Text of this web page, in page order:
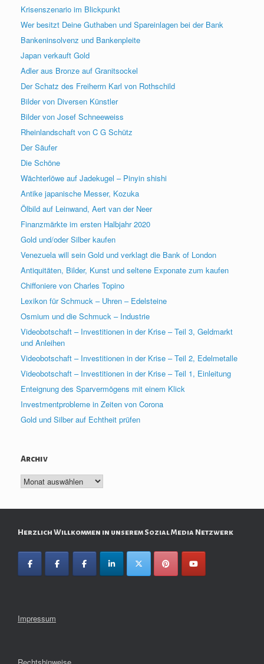
Krisenszenario im Blickpunkt
Wer besitzt Deine Guthaben und Spareinlagen bei der Bank
Bankeninsolvenz und Bankenpleite
Japan verkauft Gold
Adler aus Bronze auf Granitsockel
Der Schatz des Freiherrn Karl von Rothschild
Bilder von Diversen Künstler
Bilder von Josef Schneeweiss
Rheinlandschaft von C G Schütz
Der Säufer
Die Schöne
Wächterlöwe auf Jadekugel – Pinyin shishi
Antike japanische Messer, Kozuka
Ölbild auf Leinwand, Aert van der Neer
Finanzmärkte im ersten Halbjahr 2020
Gold und/oder Silber kaufen
Venezuela will sein Gold und verklagt die Bank of London
Antiquitäten, Bilder, Kunst und seltene Exponate zum kaufen
Chiffoniere von Charles Topino
Lexikon für Schmuck – Uhren – Edelsteine
Osmium und die Schmuck – Industrie
Videobotschaft – Investitionen in der Krise – Teil 3, Geldmarkt
und Anleihen
Videobotschaft – Investitionen in der Krise – Teil 2, Edelmetalle
Videobotschaft – Investitionen in der Krise – Teil 1, Einleitung
Enteignung des Sparvermögens mit einem Klick
Investmentprobleme in Zeiten von Corona
Gold und Silber auf Echtheit prüfen
Archiv
Archiv
Herzlich Willkommen in unserem Sozial Media Netzwerk
Impressum
Rechtshinweise